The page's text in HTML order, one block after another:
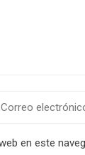
en este